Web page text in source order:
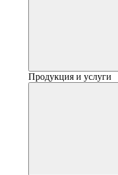
Продукция и услуги